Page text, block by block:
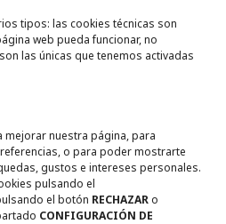
tipos: las cookies técnicas son
web pueda funcionar, no
las únicas que tenemos activadas
mejorar nuestra página, para
o para poder mostrarte
gustos e intereses personales.
pulsando el
el botón RECHAZARo
CONFIGURACIÓN DE
Legal
Política de privacidad
Política de Cookies